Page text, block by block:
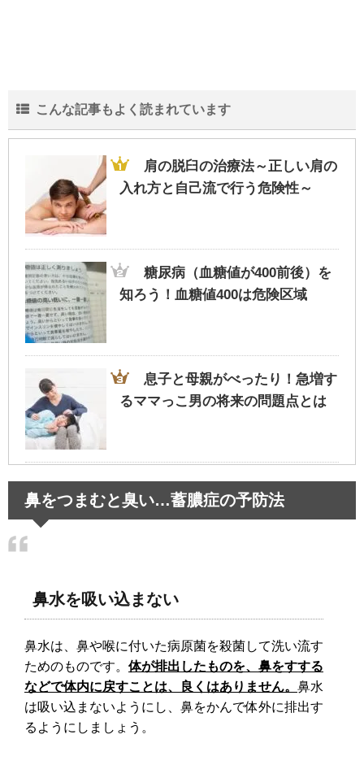
こんな記事もよく読まれています
肩の脱臼の治療法～正しい肩の
入れ方と自己流で行う危険性～
糖尿病（血糖値が400前後）を
知ろう！血糖値400は危険区域
息子と母親がべったり！急増す
るママっこ男の将来の問題点とは
腹筋の筋肉痛でくしゃみするだ
けでも痛い…原因とその対処法！
動物園や水族館のデートは女性
旦那が飲み会で連絡なし…イライ
ラせず過ごすための考え方とは
鼻をつまむと臭い…蓄膿症の予防法
鼻水を吸い込まない
鼻水は、鼻や喉に付いた病原菌を殺菌して洗い流す
ためのものです。 体が排出したものを、鼻をすする
などで体内に戻すことは、良くはありません。 鼻水
は吸い込まないようにし、鼻をかんで体外に排出す
るようにしましょう。